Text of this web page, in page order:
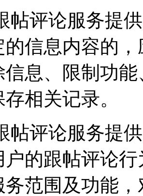
帖评论服务提
的信息内容的
信息、限制功
相关记录。
帖评论服务提
户的跟帖评论
务范围及功能